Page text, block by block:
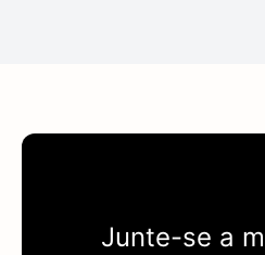
Junte-se a